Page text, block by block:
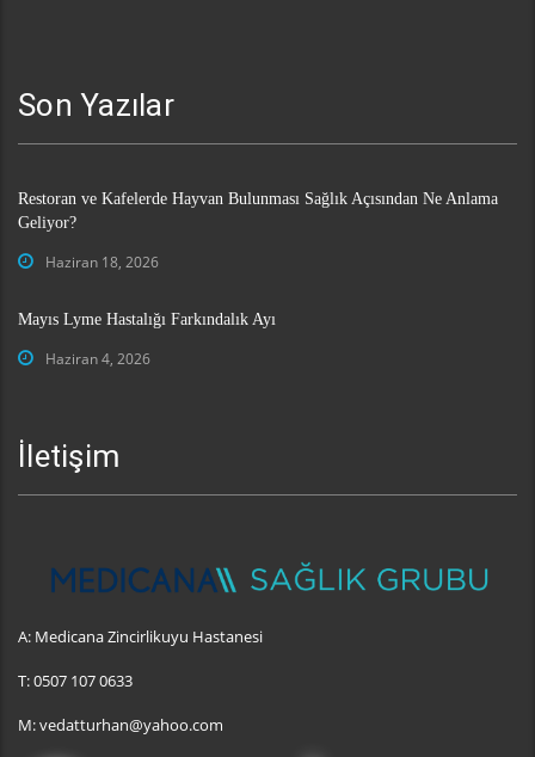
Son Yazılar
Restoran ve Kafelerde Hayvan Bulunması Sağlık Açısından Ne Anlama
Geliyor?
Haziran 18, 2026
Mayıs Lyme Hastalığı Farkındalık Ayı
Haziran 4, 2026
İletişim
A: Medicana Zincirlikuyu Hastanesi
T:0507 107 0633
M:vedatturhan@yahoo.com